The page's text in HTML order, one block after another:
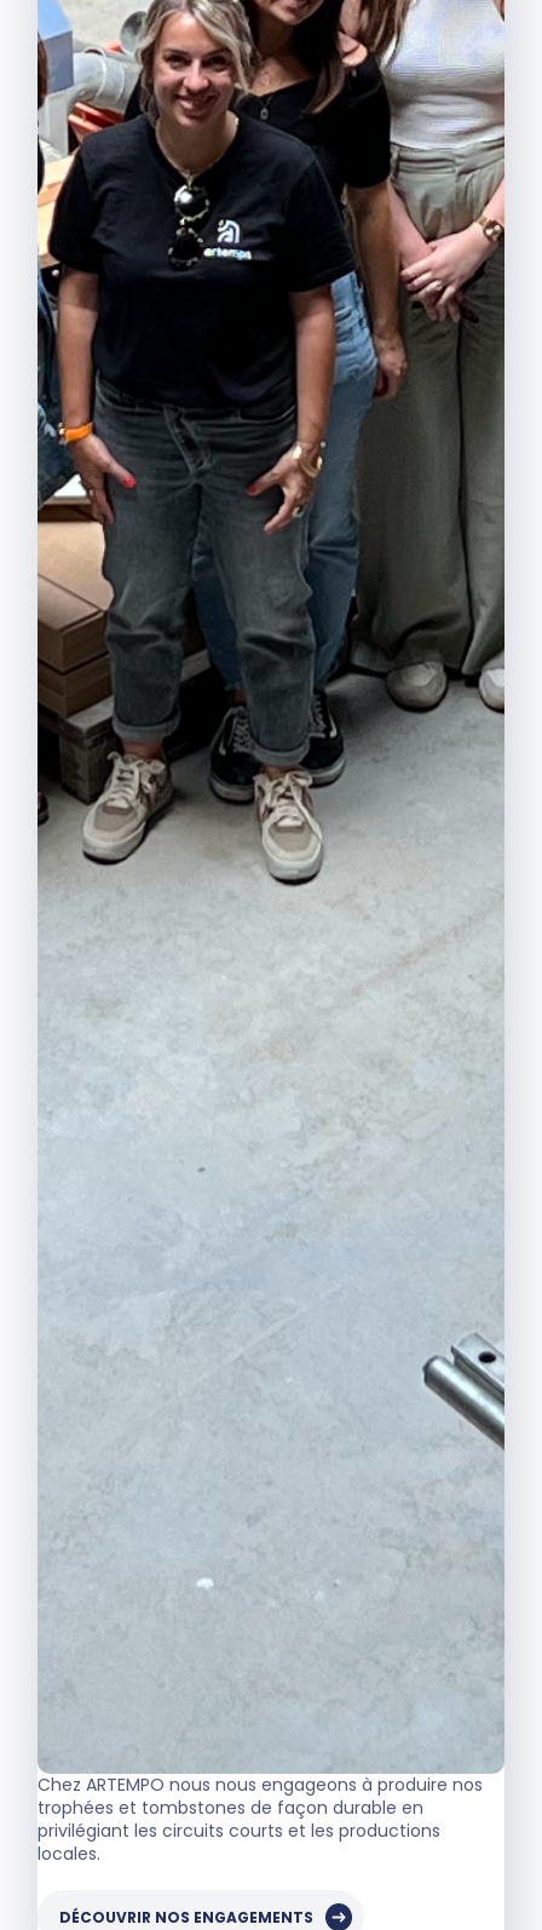
Chez ARTEMPO nous nous engageons à produire nos
trophées et tombstones de façon durable en
privilégiant les circuits courts et les productions
locales.
DÉCOUVRIR NOS ENGAGEMENTS